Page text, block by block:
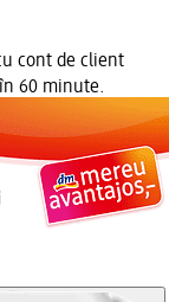
cont de client
60 minute.